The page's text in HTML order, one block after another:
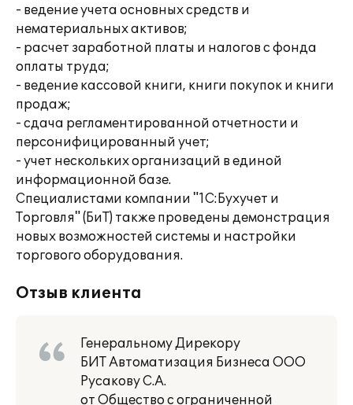
- ведение учета основных средств и
нематериальных активов;
- расчет заработной платы и налогов с фонда
оплаты труда;
- ведение кассовой книги, книги покупок и книги
продаж;
- сдача регламентированной отчетности и
персонифицированный учет;
- учет нескольких организаций в единой
информационной базе.
Специалистами компании "1С:Бухучет и
Торговля" (БиТ) также проведены демонстрация
новых возможностей системы и настройки
торгового оборудования.
Отзыв клиента
Генеральному Дирекору
БИТ Автоматизация Бизнеса ООО
Русакову С.А.
от Общество с ограниченной